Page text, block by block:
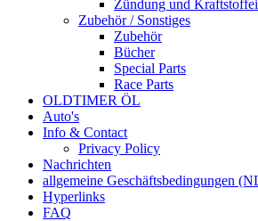
Zündung und
Zubehör / Sonstiges
Zubehör
Bücher
Special Parts
Race Parts
OLDTIMER ÖL
Auto's
Info & Contact
Privacy Policy
Nachrichten
allgemeine Geschäftsbedingungen
Hyperlinks
FAQ